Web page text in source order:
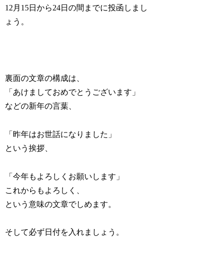
12月15日から24日の間までに投函しまし
ょう。
裏面の文章の構成は、
「あけましておめでとうございます」
などの新年の言葉、
「昨年はお世話になりました」
という挨拶、
「今年もよろしくお願いします」
これからもよろしく、
という意味の文章でしめます。
そして必ず日付を入れましょう。